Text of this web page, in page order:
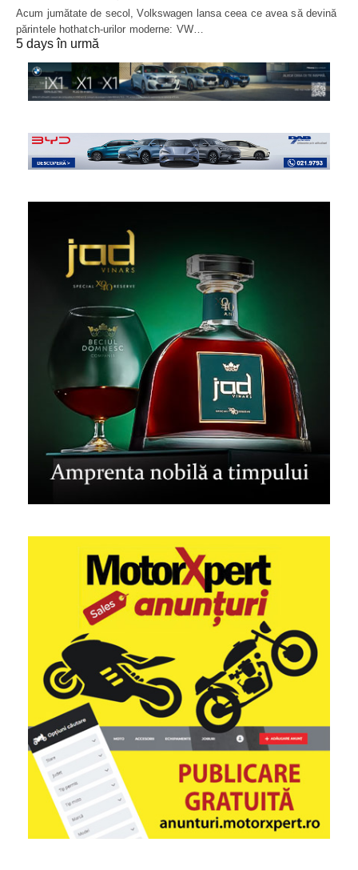
Acum jumătate de secol, Volkswagen lansa ceea ce avea să devină
părintele hothatch-urilor moderne: VW…
5 days în urmă